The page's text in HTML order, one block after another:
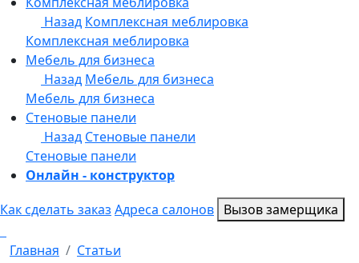
Онлайн - конструктор
Как сделать заказ Адреса салонов Вызов замерщика
Главная
Статьи